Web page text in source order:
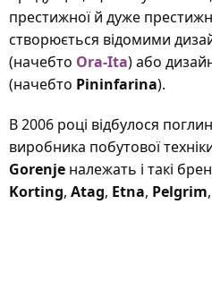
престижної й дуже
створюється відомими
(начебто Ora-Ita) або
(начебто Pininfarina).
В 2006 році відбулося
виробника побутової
Gorenje належать і такі
Korting, Atag, Etna, Pelgrim,